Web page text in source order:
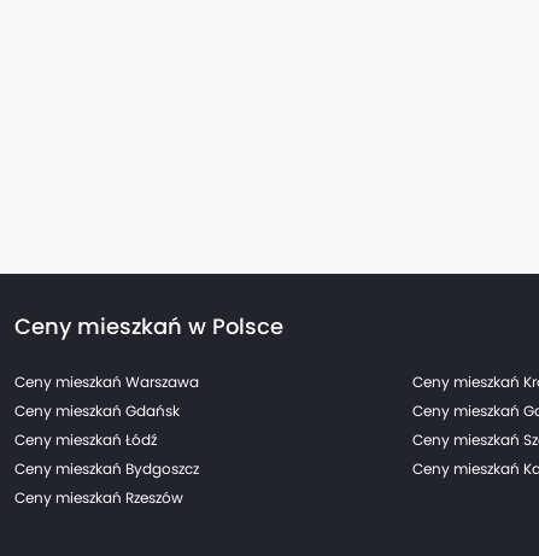
Ceny mieszkań w Polsce
Ceny mieszkań Warszawa Ceny mieszkań
Ceny mieszkań Gdańsk
Ceny mieszkań
Ceny mieszkań Łódź
Ceny mieszkań
Ceny mieszkań Bydgoszcz
Ceny mieszkań
Ceny mieszkań Rzeszów